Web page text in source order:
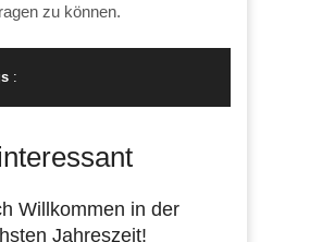
zu können.
:
Willkommen in der
Jahreszeit!